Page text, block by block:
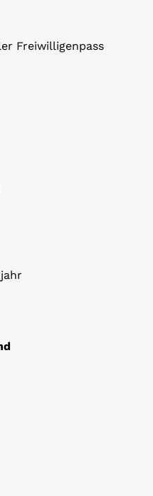
Freiwilligenpass